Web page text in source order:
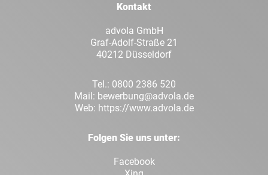
Kontakt
advola GmbH
Graf-Adolf-Straße 21
40212 Düsseldorf
Tel.: 0800 2386 520
Mail: bewerbung@advola.de
Web: https://www.advola.de
Folgen Sie uns unter:
Facebook